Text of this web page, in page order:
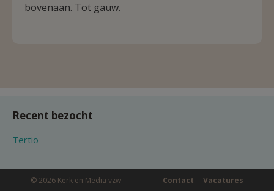
bovenaan. Tot gauw.
Recent bezocht
Tertio
© 2026 Kerk en Media vzw Vacatures
Contact